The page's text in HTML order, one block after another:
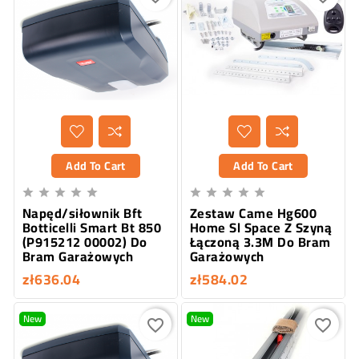
Add To Cart
    
Napęd/siłownik Bft
Botticelli Smart Bt 850
(P915212 00002) Do
Bram Garażowych
zł636.04
Add To Cart
    
Zestaw Came Hg600
Home Sl Space Z Szyną
Łączoną 3.3M Do Bram
Garażowych
zł584.02
New favorite_border New favorite_border